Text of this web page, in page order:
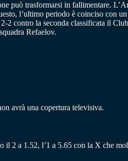
può trasformarsi in fallimentare.
l’ultimo periodo è coinciso
contro la seconda classificata il
Refaelov.
avrà una copertura televisiva.
il 2 a 1.52, l’1 a 5.65 con la X che